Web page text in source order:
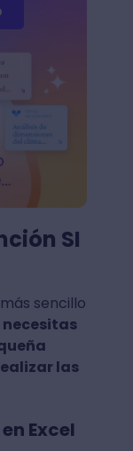
SI
sencillo
necesitas
las
Excel